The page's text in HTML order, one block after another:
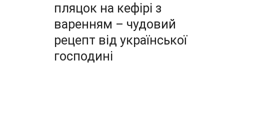
пляцок на кефірі з
варенням – чудовий
рецепт від української
господині